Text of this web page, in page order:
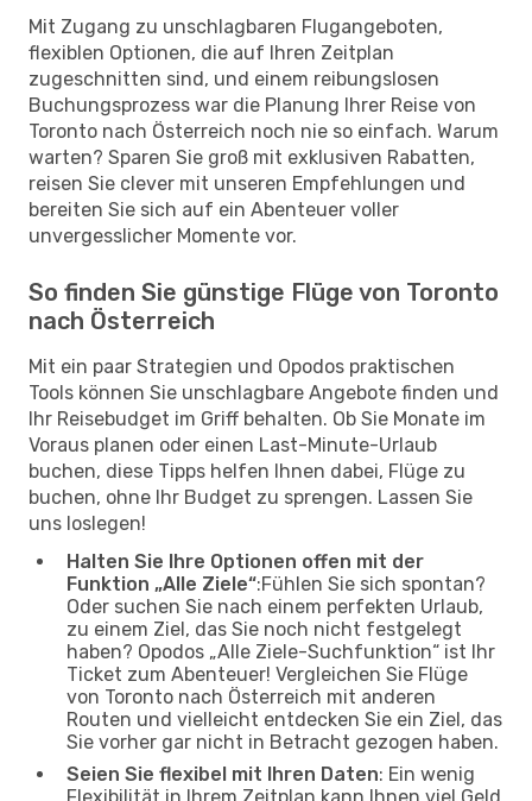
Mit Zugang zu unschlagbaren Flugangeboten,
flexiblen Optionen, die auf Ihren Zeitplan
zugeschnitten sind, und einem reibungslosen
Buchungsprozess war die Planung Ihrer Reise von
Toronto nach Österreich noch nie so einfach. Warum
warten? Sparen Sie groß mit exklusiven Rabatten,
reisen Sie clever mit unseren Empfehlungen und
bereiten Sie sich auf ein Abenteuer voller
unvergesslicher Momente vor.
So finden Sie günstige Flüge von Toronto
nach Österreich
Mit ein paar Strategien und Opodos praktischen
Tools können Sie unschlagbare Angebote finden und
Ihr Reisebudget im Griff behalten. Ob Sie Monate im
Voraus planen oder einen Last-Minute-Urlaub
buchen, diese Tipps helfen Ihnen dabei, Flüge zu
buchen, ohne Ihr Budget zu sprengen. Lassen Sie
uns loslegen!
Halten Sie Ihre Optionen offen mit der
Funktion „Alle Ziele“:Fühlen Sie sich spontan?
Oder suchen Sie nach einem perfekten Urlaub,
zu einem Ziel, das Sie noch nicht festgelegt
haben? Opodos „Alle Ziele-Suchfunktion“ ist Ihr
Ticket zum Abenteuer! Vergleichen Sie Flüge
von Toronto nach Österreich mit anderen
Routen und vielleicht entdecken Sie ein Ziel, das
Sie vorher gar nicht in Betracht gezogen haben.
Seien Sie flexibel mit Ihren Daten: Ein wenig